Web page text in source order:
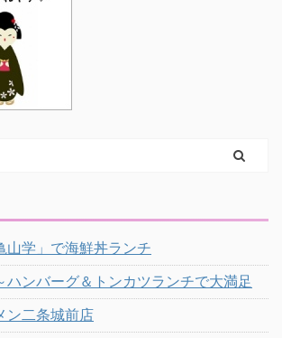
山学」で海鮮丼ランチ
ハンバーグ＆トンカツランチで大満足
ン二条城前店